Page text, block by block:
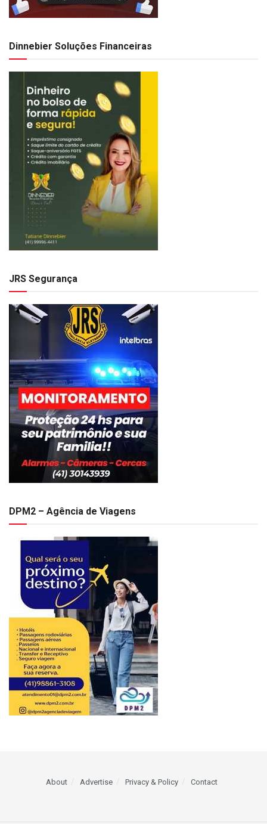
Dinnebier Soluções Financeiras
JRS Segurança
DPM2 – Agência de Viagens
About Advertise Privacy & Policy Contact